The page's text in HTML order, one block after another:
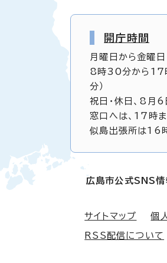
開庁時間
月曜日から金曜日
8時30分から17
分）
祝日・休日、8月
窓口へは、17時ま
似島出張所は16
広島市公式SNS情
サイトマップ 個
RSS配信について